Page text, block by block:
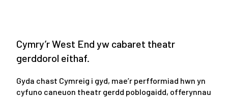
Cymry’r West End yw cabaret theatr
gerddorol eithaf.
Gyda chast Cymreig i gyd, mae’r perfformiad hwn yn
cyfuno caneuon theatr gerdd poblogaidd, offerynnau